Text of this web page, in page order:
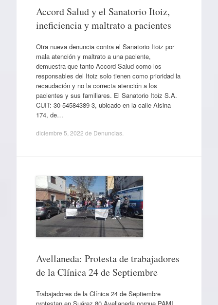
Accord Salud y el Sanatorio Itoiz,
ineficiencia y maltrato a pacientes
Otra nueva denuncia contra el Sanatorio Itoiz por
mala atención y maltrato a una paciente,
demuestra que tanto Accord Salud como los
responsables del Itoiz solo tienen como prioridad la
recaudación y no la correcta atención a los
pacientes y sus familiares. El Sanatorio Itoiz S.A.
CUIT: 30-54584389-3, ubicado en la calle Alsina
174, de…
diciembre 5, 2022 de Denuncias.
Avellaneda: Protesta de trabajadores
de la Clínica 24 de Septiembre
Trabajadores de la Clínica 24 de Septiembre
protestan en Suárez 80 Avellaneda porque PAMI